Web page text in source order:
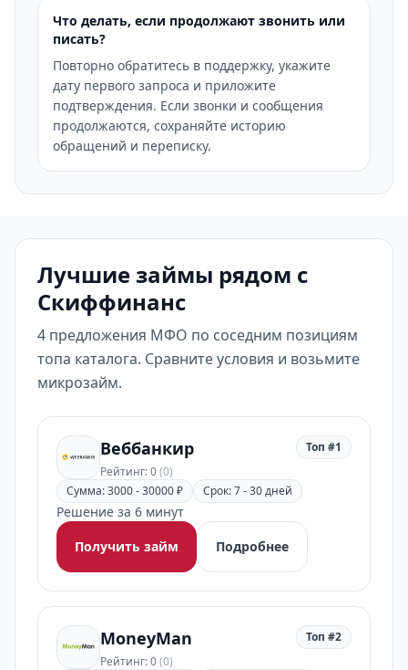
Что делать, если продолжают звонить или
писать?
Повторно обратитесь в поддержку, укажите
дату первого запроса и приложите
подтверждения. Если звонки и сообщения
продолжаются, сохраняйте историю
обращений и переписку.
Лучшие займы рядом с
Скиффинанс
4 предложения МФО по соседним позициям
топа каталога. Сравните условия и возьмите
микрозайм.
Веббанкир
Рейтинг: 0(0)
Топ #1
Сумма: 3000 - 30000 ₽ Срок: 7 - 30 дней
Решение за 6 минут
Получить займ
Подробнее
MoneyMan
Рейтинг: 0(0)
Топ #2